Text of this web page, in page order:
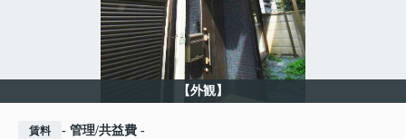
【外観】
賃料 - 管理/共益費 -